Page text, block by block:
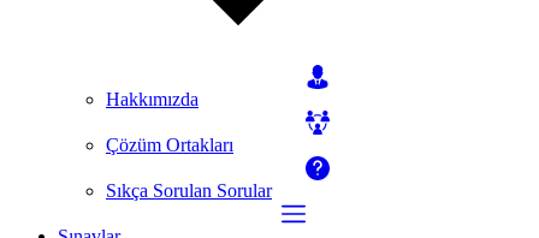
Hakkımızda
Çözüm Ortakları
Sıkça Sorulan Sorular